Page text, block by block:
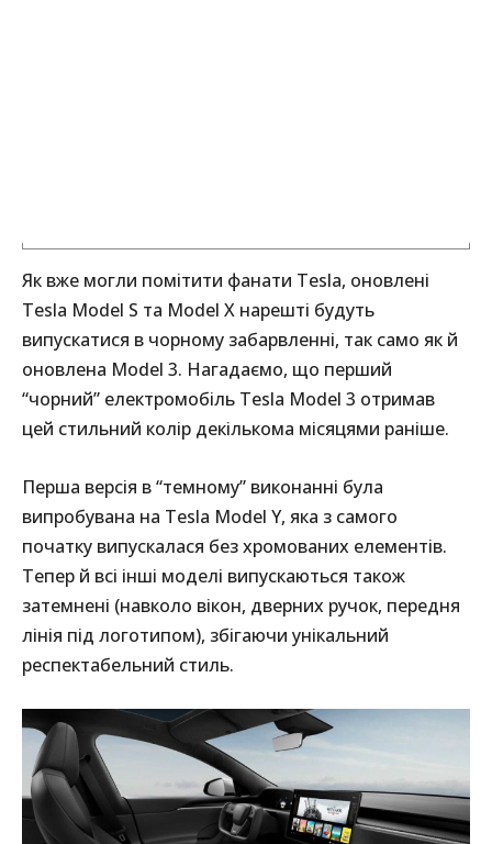
Як вже могли помітити фанати Tesla, оновлені
Tesla Model S та Model X нарешті будуть
випускатися в чорному забарвленні, так само як й
оновлена ​​Model 3. Нагадаємо, що перший
“чорний” електромобіль Tesla Model 3 отримав
цей стильний колір декількома місяцями раніше.
Перша версія в “темному” виконанні була
випробувана на Tesla Model Y, яка з самого
початку випускалася без хромованих елементів.
Тепер й всі інші моделі випускаються також
затемнені (навколо вікон, дверних ручок, передня
лінія під логотипом), збігаючи унікальний
респектабельний стиль.